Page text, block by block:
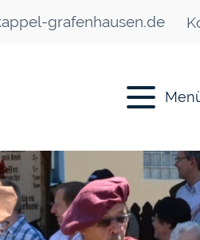
grafenhausen.de